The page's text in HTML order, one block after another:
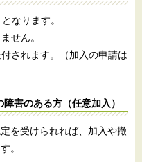
なります。
せん。
されます。（加入の申請は
害のある方（任意加入）
を受けられれば、加入や撤
。